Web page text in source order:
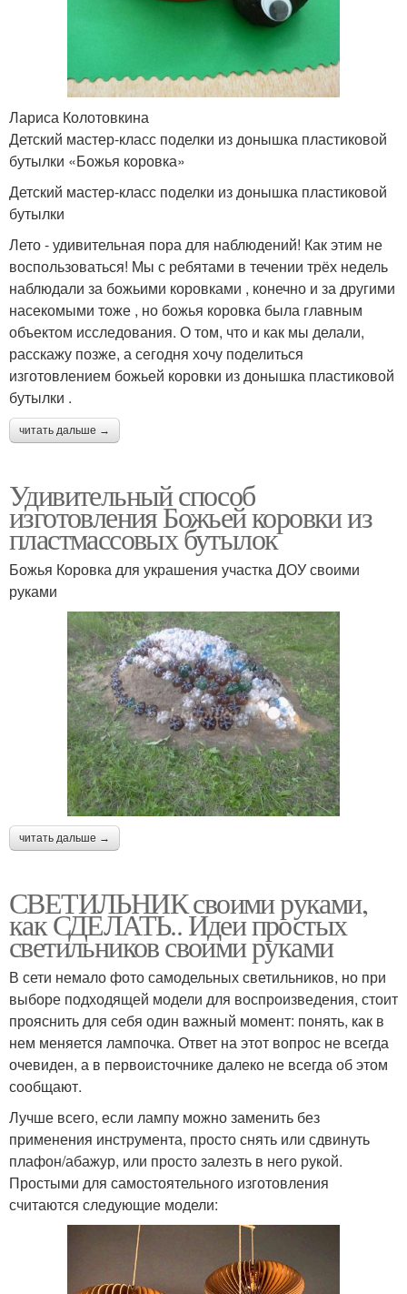
Лариса Колотовкина
Детский мастер-класс поделки из донышка пластиковой
бутылки «Божья коровка»
Детский мастер-класс поделки из донышка пластиковой
бутылки
Лето - удивительная пора для наблюдений! Как этим не
воспользоваться! Мы с ребятами в течении трёх недель
наблюдали за божьими коровками , конечно и за другими
насекомыми тоже , но божья коровка была главным
объектом исследования. О том, что и как мы делали,
расскажу позже, а сегодня хочу поделиться
изготовлением божьей коровки из донышка пластиковой
бутылки .
читать дальше →
Удивительный способ
изготовления Божьей коровки из
пластмассовых бутылок
Божья Коровка для украшения участка ДОУ своими
руками
читать дальше →
СВЕТИЛЬНИК своими руками,
как СДЕЛАТЬ.. Идеи простых
светильников своими руками
В сети немало фото самодельных светильников, но при
выборе подходящей модели для воспроизведения, стоит
прояснить для себя один важный момент: понять, как в
нем меняется лампочка. Ответ на этот вопрос не всегда
очевиден, а в первоисточнике далеко не всегда об этом
сообщают.
Лучше всего, если лампу можно заменить без
применения инструмента, просто снять или сдвинуть
плафон/абажур, или просто залезть в него рукой.
Простыми для самостоятельного изготовления
считаются следующие модели: